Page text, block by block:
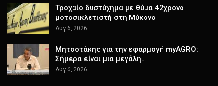
Τροχαίο δυστύχημα με θύμα 42χρονο
μοτοσικλετιστή στη Μύκονο
Αυγ 6, 2026
Μητσοτάκης για την εφαρμογή myAGRO:
Σήμερα είναι μια μεγάλη…
Αυγ 6, 2026